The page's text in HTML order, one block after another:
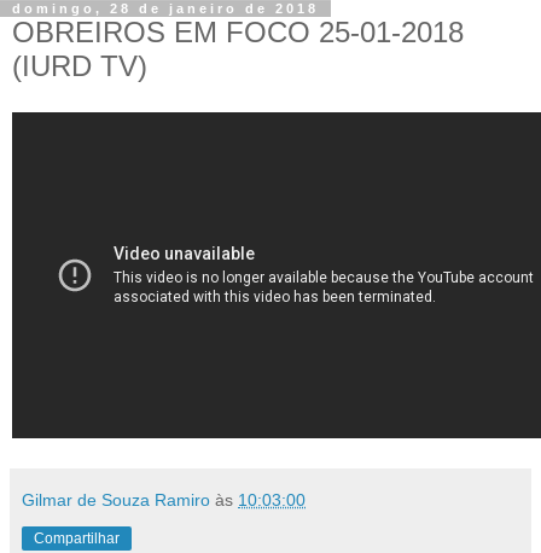
domingo, 28 de janeiro de 2018
OBREIROS EM FOCO 25-01-2018
(IURD TV)
Gilmar de Souza Ramiro às 10:03:00
Compartilhar